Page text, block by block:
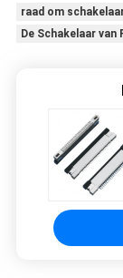
raad om
De Schakelaar van